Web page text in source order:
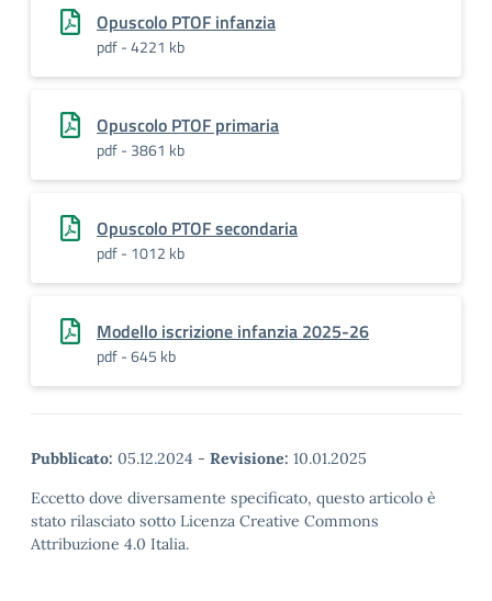
Opuscolo PTOF infanzia
pdf - 4221 kb
Opuscolo PTOF primaria
pdf - 3861 kb
Opuscolo PTOF secondaria
pdf - 1012 kb
Modello iscrizione infanzia 2025-26
pdf - 645 kb
Pubblicato: 05.12.2024 - Revisione: 10.01.2025
Eccetto dove diversamente specificato, questo articolo è
stato rilasciato sotto Licenza Creative Commons
Attribuzione 4.0 Italia.